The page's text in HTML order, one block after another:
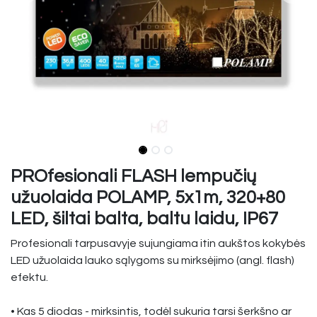
PROfesionali FLASH lempučių
užuolaida POLAMP, 5x1m, 320+80
LED, šiltai balta, baltu laidu, IP67
Profesionali tarpusavyje sujungiama itin aukštos kokybės
LED užuolaida lauko sąlygoms su mirksėjimo (angl. flash)
efektu.
• Kas 5 diodas - mirksintis, todėl sukuria tarsi šerkšno ar